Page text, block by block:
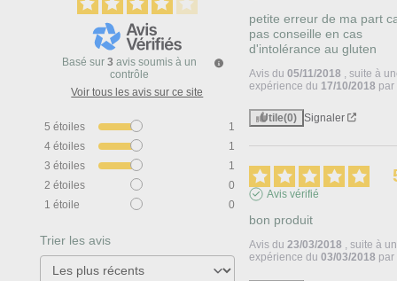
Basé sur 3 avis soumis à un
contrôle
Voir tous les avis sur ce site
5 étoiles
1
4 étoiles
1
3 étoiles
1
2 étoiles
0
1 étoile 0
Trier les avis
petite erreur de ma part
pas conseille en cas
d'intolérance au gluten
Avis du05/11/2018
, suite à
expérience du 17/10/2018 par
Utile(0) Signaler
Avis vérifié
bon produit
Avis du23/03/2018
, suite à
expérience du03/03/2018 par